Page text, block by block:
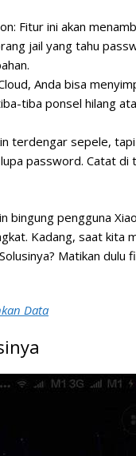
Fitur ini akan
jail yang tahu
Anda bisa
tiba ponsel hilang
terdengar sepele,
password. Catat di
bingung pengguna
Kadang, saat kita
Matikan dulu
Data